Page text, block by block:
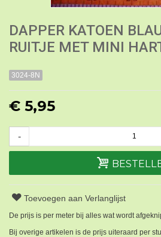
DAPPER KATOEN
RUITJE MET MINI
3024-8N
€ 5,95
-
Toevoegen aan Verlanglijst
De prijs is per meter bij alles wat wordt
Bij overige artikelen is de prijs uiteraard per